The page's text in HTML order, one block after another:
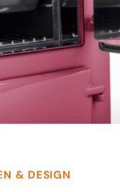
& DESIGN